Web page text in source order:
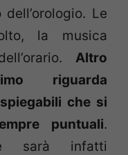
Le
la musica
Altro
riguarda
che si
puntuali.
sarà infatti